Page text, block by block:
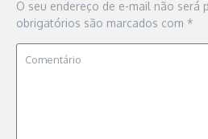
O seu endereço de e-mail não será
obrigatórios são marcados com *